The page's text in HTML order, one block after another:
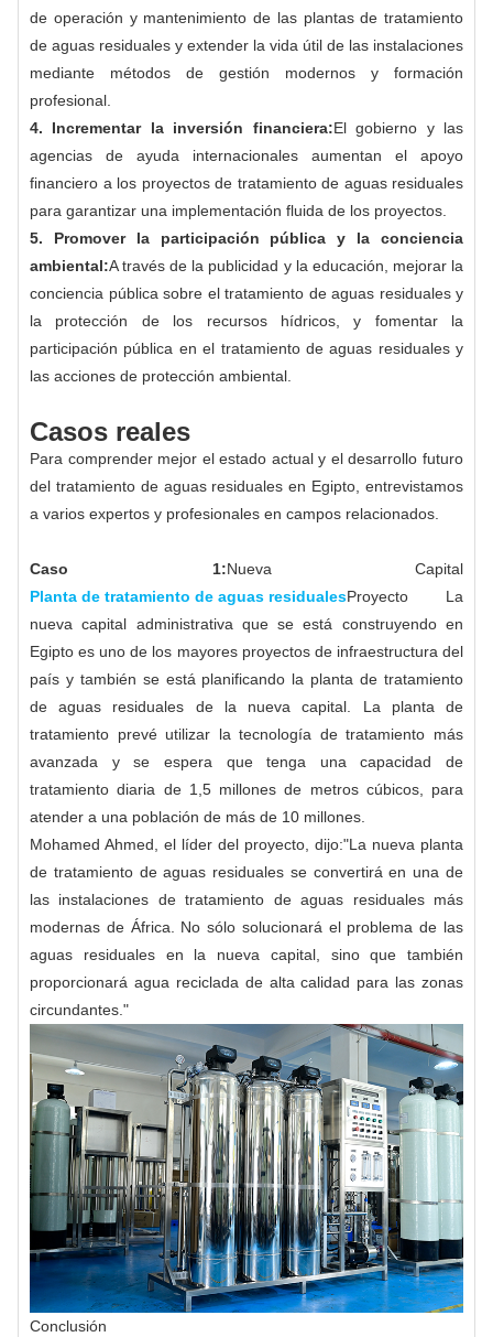
de operación y mantenimiento de las plantas de tratamiento
de aguas residuales y extender la vida útil de las instalaciones
mediante métodos de gestión modernos y formación
profesional.
4. Incrementar la inversión financiera:El gobierno y las
agencias de ayuda internacionales aumentan el apoyo
financiero a los proyectos de tratamiento de aguas residuales
para garantizar una implementación fluida de los proyectos.
5. Promover la participación pública y la conciencia
ambiental:A través de la publicidad y la educación, mejorar la
conciencia pública sobre el tratamiento de aguas residuales y
la protección de los recursos hídricos, y fomentar la
participación pública en el tratamiento de aguas residuales y
las acciones de protección ambiental.
Casos reales
Para comprender mejor el estado actual y el desarrollo futuro
del tratamiento de aguas residuales en Egipto, entrevistamos
a varios expertos y profesionales en campos relacionados.
Caso 1:Nueva Capital
Planta de tratamiento de aguas residualesProyecto La
nueva capital administrativa que se está construyendo en
Egipto es uno de los mayores proyectos de infraestructura del
país y también se está planificando la planta de tratamiento
de aguas residuales de la nueva capital. La planta de
tratamiento prevé utilizar la tecnología de tratamiento más
avanzada y se espera que tenga una capacidad de
tratamiento diaria de 1,5 millones de metros cúbicos, para
atender a una población de más de 10 millones.
Mohamed Ahmed, el líder del proyecto, dijo:"La nueva planta
de tratamiento de aguas residuales se convertirá en una de
las instalaciones de tratamiento de aguas residuales más
modernas de África. No sólo solucionará el problema de las
aguas residuales en la nueva capital, sino que también
proporcionará agua reciclada de alta calidad para las zonas
circundantes."
Conclusión